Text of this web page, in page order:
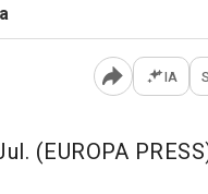
Abrir IA
(EUROPA